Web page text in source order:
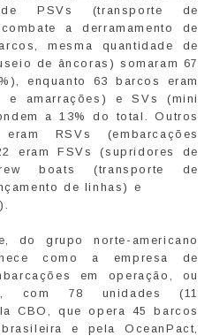
PSVs (transporte de
a derramamento de
mesma quantidade de
de âncoras) somaram 67
enquanto 63 barcos eram
e amarrações) e SVs (mini
a 13% do total. Outros
RSVs (embarcações
eram FSVs (supridores de
boats (transporte de
de linhas) e
do grupo norte-americano
como a empresa de
em operação, ou
com 78 unidades (11
CBO, que opera 45 barcos
e pela OceanPact,